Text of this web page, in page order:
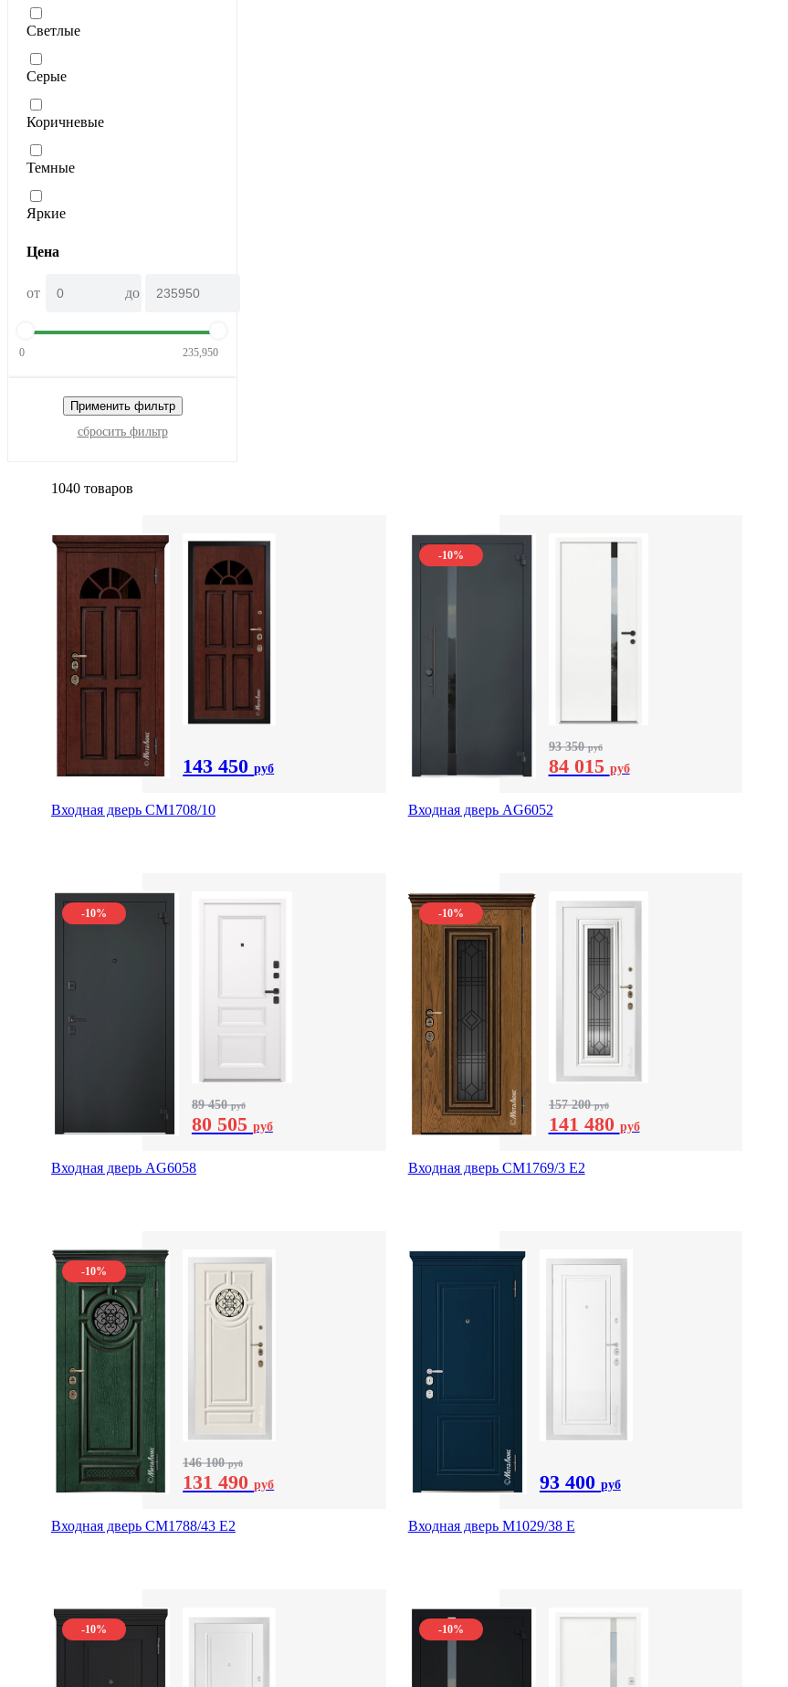
Светлые
Серые
Коричневые
Темные
Яркие
Цена
от до
0 235,950
Применить фильтр
сбросить фильтр
1040 товаров
143 450руб
Входная дверь CМ1708/10
-10%
93 350руб
84 015 руб
Входная дверь AG6052
-10%
89 450руб
80 505 руб
Входная дверь AG6058
-10%
157 200руб
141 480 руб
Входная дверь СМ1769/3 Е2
-10%
146 100руб
131 490руб
Входная дверь СМ1788/43 E2
93 400 руб
Входная дверь М1029/38 E
-10% -10%